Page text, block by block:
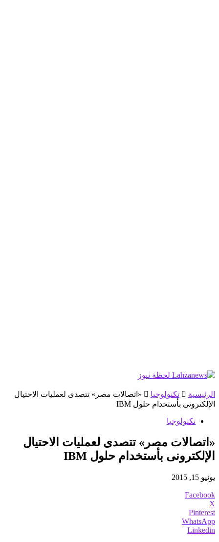
الرئيسية تكنولوجيا
«اتصالات مصر» تتصدى لعمليات الاحتيال
الإلكترونى بأستخدام حلول IBM
تكنولوجيا
«اتصالات مصر» تتصدى لعمليات الاحتيال
الإلكترونى بأستخدام حلول IBM
يونيو 15, 2015
Facebook
X
Pinterest
WhatsApp
Linkedin